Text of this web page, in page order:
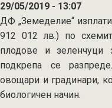
и
зеленчуци
за
2019
г.
29/05/2019 - 13:07
ДФ „Земеделие“
912 012 лв.) по
плодове и зеленчуци
подкрепа се
овощари и градинари,
биологичен начин.